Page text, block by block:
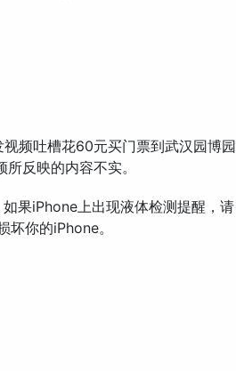
频吐槽花60元买门票到武汉园博园
反映的内容不实。
果iPhone上出现液体检测提醒，请
你的iPhone。